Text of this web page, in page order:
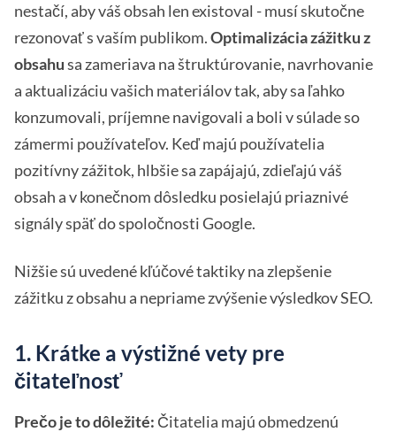
nestačí, aby váš obsah len existoval - musí skutočne
rezonovať s vaším publikom.Optimalizácia zážitku z
obsahusa zameriava na štruktúrovanie, navrhovanie
a aktualizáciu vašich materiálov tak, aby sa ľahko
konzumovali, príjemne navigovali a boli v súlade so
zámermi používateľov. Keď majú používatelia
pozitívny zážitok, hlbšie sa zapájajú, zdieľajú váš
obsah a v konečnom dôsledku posielajú priaznivé
signály späť do spoločnosti Google.
Nižšie sú uvedené kľúčové taktiky na zlepšenie
zážitku z obsahu a nepriame zvýšenie výsledkov SEO.
1. Krátke a výstižné vety pre
čitateľnosť
Prečo je to dôležité: Čitatelia majú obmedzenú